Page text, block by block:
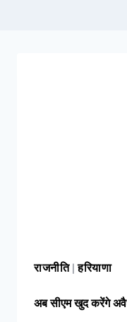
राजनीति|हरियाणा
अब सीएम खुद करेंगे